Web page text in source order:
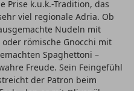
Prise k.u.k.-Tradition, das
viel regionale Adria. Ob
Nudeln mit
römische Gnocchi mit
Spaghettoni –
Freude. Sein Feingefühl
der Patron beim